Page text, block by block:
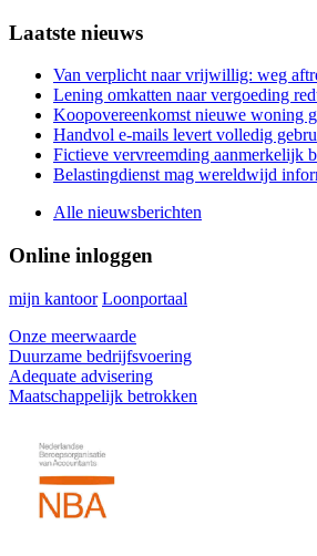
Primary
Sidebar
Laatste nieuws
Van verplicht naar vrijwillig: weg
Lening omkatten naar vergoeding
Koopovereenkomst nieuwe woning
Handvol e-mails levert volledig
Fictieve vervreemding aanmerkelijk
Belastingdienst mag wereldwijd
Alle nieuwsberichten
Online inloggen
mijn kantoor Loonportaal
Onze meerwaarde
Duurzame bedrijfsvoering
Adequate advisering
Maatschappelijk betrokken
Footer